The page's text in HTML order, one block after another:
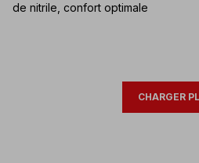
de nitrile, confort optimale
CHARGER